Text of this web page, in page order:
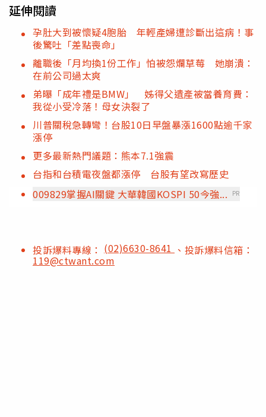
延伸閱讀
孕肚大到被懷疑4胞胎 年輕產婦遭診斷出這病！事
後驚吐「差點喪命」
離職後「月均換1份工作」怕被怨爛草莓 她崩潰：
在前公司過太爽
弟曝「成年禮是BMW」 姊得父遺產被當養育費：
我從小受冷落！母女決裂了
川普關稅急轉彎！台股10日早盤暴漲1600點逾千家
漲停
更多最新熱門議題：熊本7.1強震
台指和台積電夜盤都漲停 台股有望改寫歷史
009829掌握AI關鍵 大華韓國KOSPI 50今強...
PR
投訴爆料專線： (02)6630-8641 、投訴爆料信箱：
119@ctwant.com